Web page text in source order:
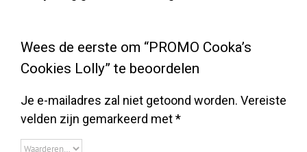
Wees de eerste om “PROMO Cooka’s
Cookies Lolly” te beoordelen
Je e-mailadres zal niet getoond worden. Vereiste
velden zijn gemarkeerd met*